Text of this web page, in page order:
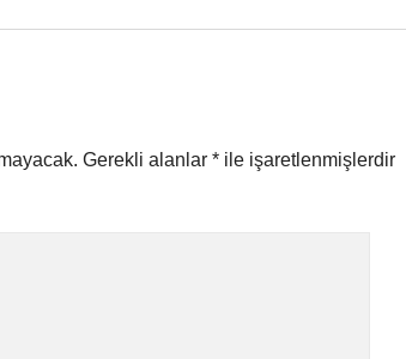
Gerekli alanlar * ile işaretlenmişlerdir